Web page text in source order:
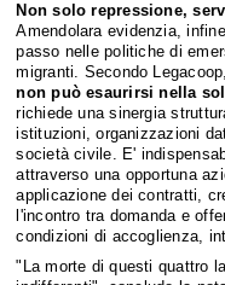
Non solo repressione,
Amendolara evidenzia,
passo nelle politiche di
migranti. Secondo
non può esaurirsi nella
richiede una sinergia
istituzioni, organizzazioni
società civile. E'
attraverso una opportuna
applicazione dei contratti,
l'incontro tra domanda e
condizioni di accoglienza,
"La morte di questi quattro